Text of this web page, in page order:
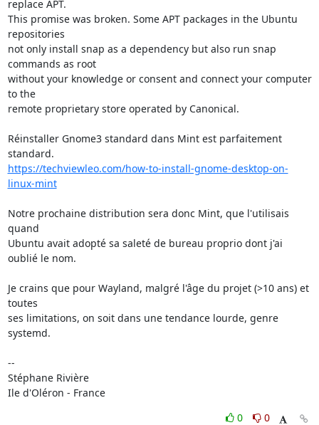
replace APT.
This promise was broken. Some APT packages in the Ubuntu
repositories
not only install snap as a dependency but also run snap
commands as root
without your knowledge or consent and connect your computer
to the
remote proprietary store operated by Canonical.
Réinstaller Gnome3 standard dans Mint est parfaitement
https://techviewleo.com/how-to-install-gnome-desktop-on-
linux-mint
Notre prochaine distribution sera donc Mint, que l'utilisais
quand
Ubuntu avait adopté sa saleté de bureau proprio dont j'ai
oublié le nom.
Je crains que pour Wayland, malgré l'âge du projet (>10 ans) et
toutes
ses limitations, on soit dans une tendance lourde, genre
systemd.
--
Stéphane Rivière
Ile d'Oléron - France
0
0